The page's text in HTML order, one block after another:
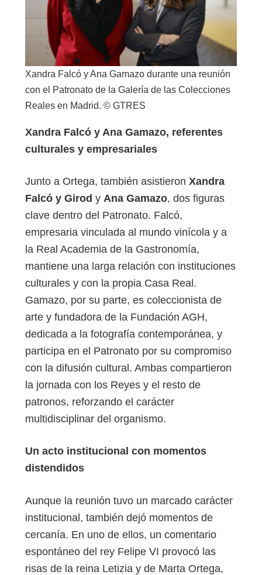
Xandra Falcó y Ana Gamazo durante una reunión
con el Patronato de la Galería de las Colecciones
Reales en Madrid. © GTRES
Xandra Falcó y Ana Gamazo, referentes
culturales y empresariales
Junto a Ortega, también asistieron Xandra
Falcó y Girod y Ana Gamazo, dos figuras
clave dentro del Patronato. Falcó,
empresaria vinculada al mundo vinícola y a
la Real Academia de la Gastronomía,
mantiene una larga relación con instituciones
culturales y con la propia Casa Real.
Gamazo, por su parte, es coleccionista de
arte y fundadora de la Fundación AGH,
dedicada a la fotografía contemporánea, y
participa en el Patronato por su compromiso
con la difusión cultural. Ambas compartieron
la jornada con los Reyes y el resto de
patronos, reforzando el carácter
multidisciplinar del organismo.
Un acto institucional con momentos
distendidos
Aunque la reunión tuvo un marcado carácter
institucional, también dejó momentos de
cercanía. En uno de ellos, un comentario
espontáneo del rey Felipe VI provocó las
risas de la reina Letizia y de Marta Ortega,